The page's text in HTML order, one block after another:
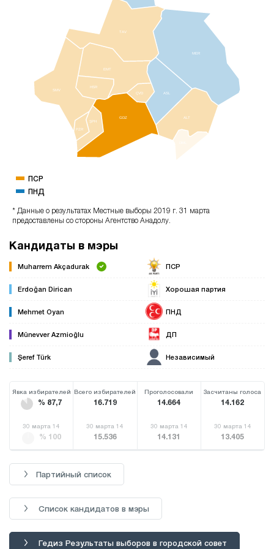
ALT
EMT
GDZ
MER
SMV
TAV
ASL
HSR
ŞPH
ÇVD
PZR
ПСР
ПНД
* Данные о результатах Местные выборы 2019 г. 31 марта
предоставлены со стороны Агентство Анадолу.
Кандидаты в мэры
Muharrem Akçadurak ПСР
Erdoğan Dirican Хорошая партия
Mehmet Oyan ПНД
Münevver Azmioğlu ДП
Şeref Türk Независимый
Явка избирателей
% 87,7
Всего избирателей
16.719
Проголосовали
14.664
Засчитаны голоса
14.162
30 марта 14
% 100
30 марта 14
15.536
30 марта 14
14.131
30 марта 14
13.405
Партийный список
Список кандидатов в мэры
Гедиз Результаты выборов в городской совет